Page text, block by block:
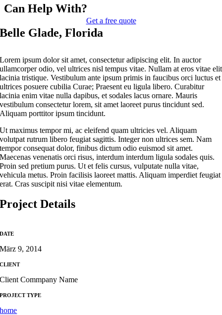
Can Help With?
Get a free quote
Belle Glade, Florida
Lorem ipsum dolor sit amet, consectetur adipiscing elit. In auctor
ullamcorper odio, vel ultrices nisl tempus vitae. Nullam at eros vitae elit
lacinia tristique. Vestibulum ante ipsum primis in faucibus orci luctus et
ultrices posuere cubilia Curae; Praesent eu ligula libero. Curabitur
lacinia enim vitae nulla dapibus, et sodales lacus ornare. Mauris
vestibulum consectetur lorem, sit amet laoreet purus tincidunt sed.
Aliquam porttitor ipsum tincidunt.
Ut maximus tempor mi, ac eleifend quam ultricies vel. Aliquam
volutpat rutrum libero feugiat sagittis. Integer non ultrices sem. Nam
tempor consequat dolor, finibus dictum odio euismod sit amet.
Maecenas venenatis orci risus, interdum interdum ligula sodales quis.
Proin sed pretium purus. Ut et felis cursus, vulputate nulla vitae,
vehicula metus. Proin facilisis laoreet mattis. Aliquam imperdiet feugiat
erat. Cras suscipit nisi vitae elementum.
Project Details
DATE
März 9, 2014
CLIENT
Client Commpany Name
PROJECT TYPE
home